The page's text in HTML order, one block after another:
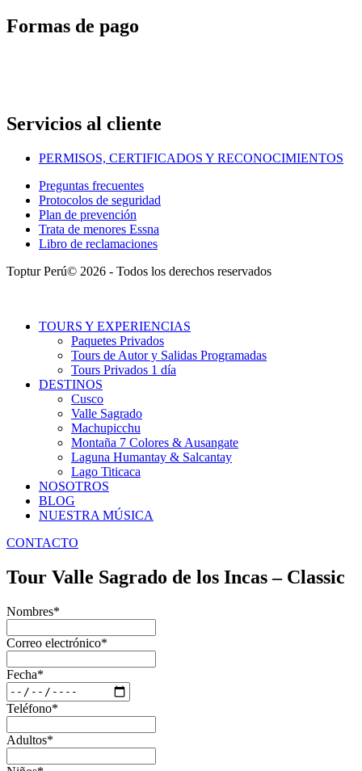
Formas de pago
Servicios al cliente
PERMISOS, CERTIFICADOS Y RECONOCIMIENTOS
Preguntas frecuentes
Protocolos de seguridad
Plan de prevención
Trata de menores Essna
Libro de reclamaciones
Toptur Perú© 2026 - Todos los derechos reservados
TOURS Y EXPERIENCIAS
Paquetes Privados
Tours de Autor y Salidas Programadas
Tours Privados 1 día
DESTINOS
Cusco
Valle Sagrado
Machupicchu
Montaña 7 Colores & Ausangate
Laguna Humantay & Salcantay
Lago Titicaca
NOSOTROS
BLOG
NUESTRA MÚSICA
CONTACTO
Tour Valle Sagrado de los Incas – Classic
Nombres*
Correo electrónico*
Fecha*
Teléfono*
Adultos*